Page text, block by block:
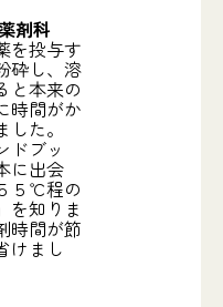
剤科
を投与す
砕し、溶
と本来の
時間がか
た。
ドブッ
に出会
５℃程の
を知りま
時間が節
けまし